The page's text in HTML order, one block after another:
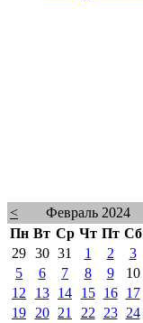
<
Февраль 2024
Пн Вт Ср Чт Пт Сб
29 30 31 1 2 3
5
6 7 8 9 10
12
13 14 15 16 17
19
20 21 22 23 24